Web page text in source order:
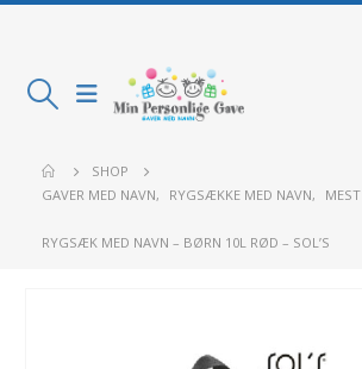
SHOP
GAVER MED NAVN, RYGSÆKKE MED NAVN,
RYGSÆK MED NAVN – BØRN 10L RØD – SOL’S